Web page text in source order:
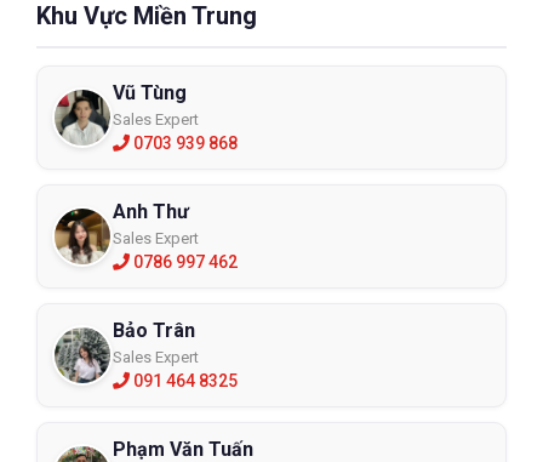
Khu Vực Miền Trung
Vũ Tùng
Sales Expert
0703 939 868
Anh Thư
Sales Expert
0786 997 462
Bảo Trân
Sales Expert
091 464 8325
Phạm Văn Tuấn